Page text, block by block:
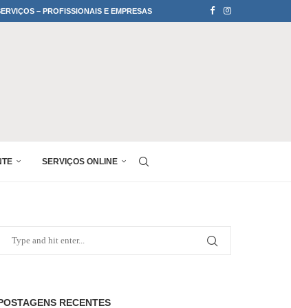
– PROFISSIONAIS E EMPRESAS
SERVIÇOS ONLINE
RECENTES